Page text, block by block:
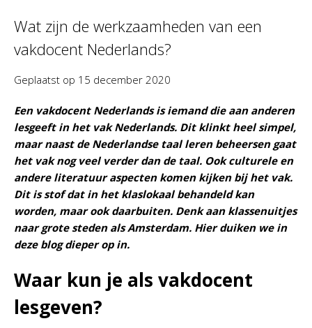
Wat zijn de werkzaamheden van een
vakdocent Nederlands?
Geplaatst op 15 december 2020
Een vakdocent Nederlands is iemand die aan anderen
lesgeeft in het vak Nederlands. Dit klinkt heel simpel,
maar naast de Nederlandse taal leren beheersen gaat
het vak nog veel verder dan de taal. Ook culturele en
andere literatuur aspecten komen kijken bij het vak.
Dit is stof dat in het klaslokaal behandeld kan
worden, maar ook daarbuiten. Denk aan klassenuitjes
naar grote steden als Amsterdam. Hier duiken we in
deze blog dieper op in.
Waar kun je als vakdocent
lesgeven?